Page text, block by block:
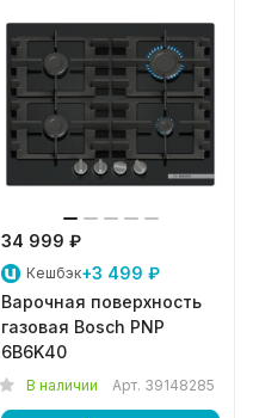
34 999 ₽
Кешбэк+3 499 ₽
Варочная поверхность
газовая Bosch PNP
6B6K40
В наличии Арт. 39148285